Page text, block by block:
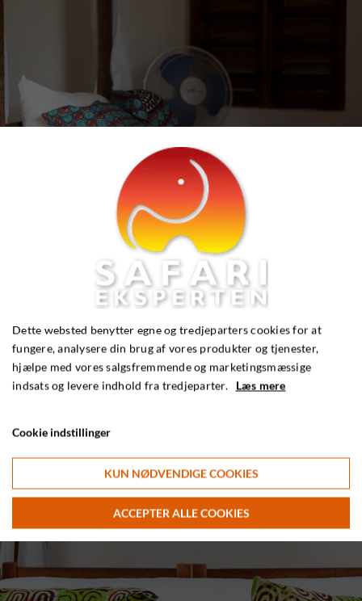
Dette websted benytter egne og tredjeparters cookies for at
fungere, analysere din brug af vores produkter og tjenester,
hjælpe med vores salgsfremmende og marketingsmæssige
indsats og levere indhold fra tredjeparter. Læs mere
Cookie indstillinger
KUN NØDVENDIGE COOKIES
ACCEPTER ALLE COOKIES